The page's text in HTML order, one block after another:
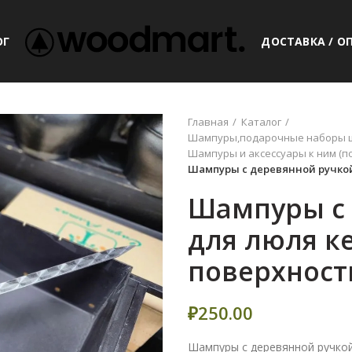
ДОСТАВКА /
Главная
Каталог
Шампуры,подарочные наборы
Шампуры и аксессуары к ним
Шампуры с деревянной
Шампуры с
для люля
₽250.00
Шампуры с деревянной